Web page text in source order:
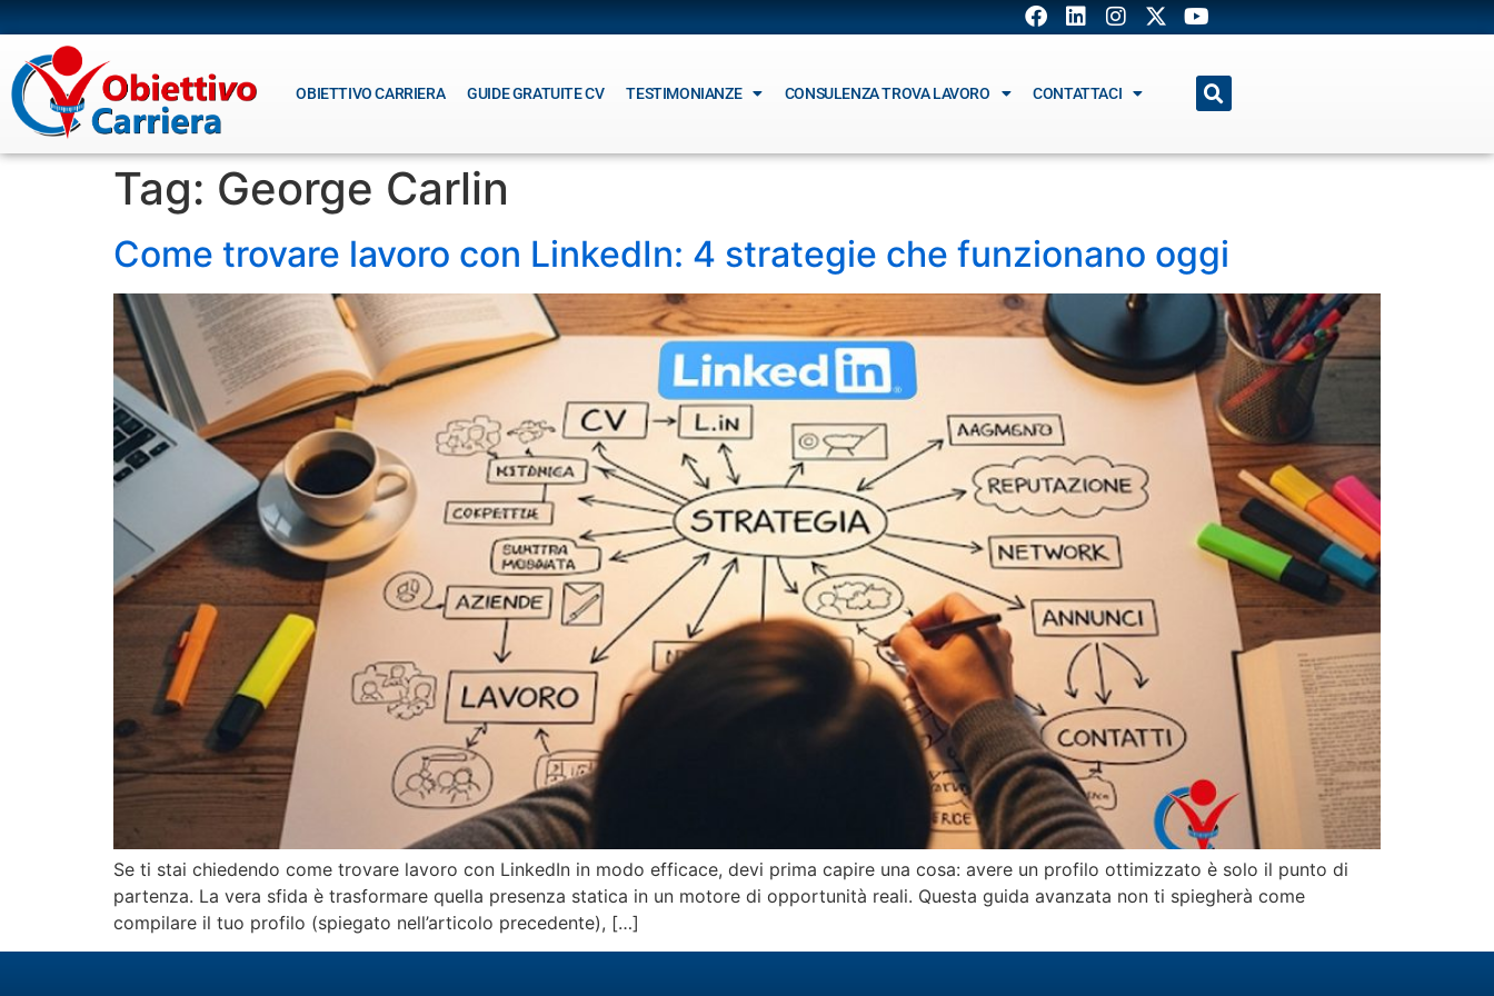
OBIETTIVO CARRIERA GUIDE GRATUITE CV TESTIMONIANZE CONSULENZA TROVA LAVORO CONTATTACI
Tag: George Carlin
Come trovare lavoro con LinkedIn: 4 strategie che funzionano oggi
Se ti stai chiedendo come trovare lavoro con LinkedIn in modo efficace, devi prima capire una cosa: avere un profilo ottimizzato è solo il punto di
partenza. La vera sfida è trasformare quella presenza statica in un motore di opportunità reali. Questa guida avanzata non ti spiegherà come
compilare il tuo profilo (spiegato nell’articolo precedente), […]